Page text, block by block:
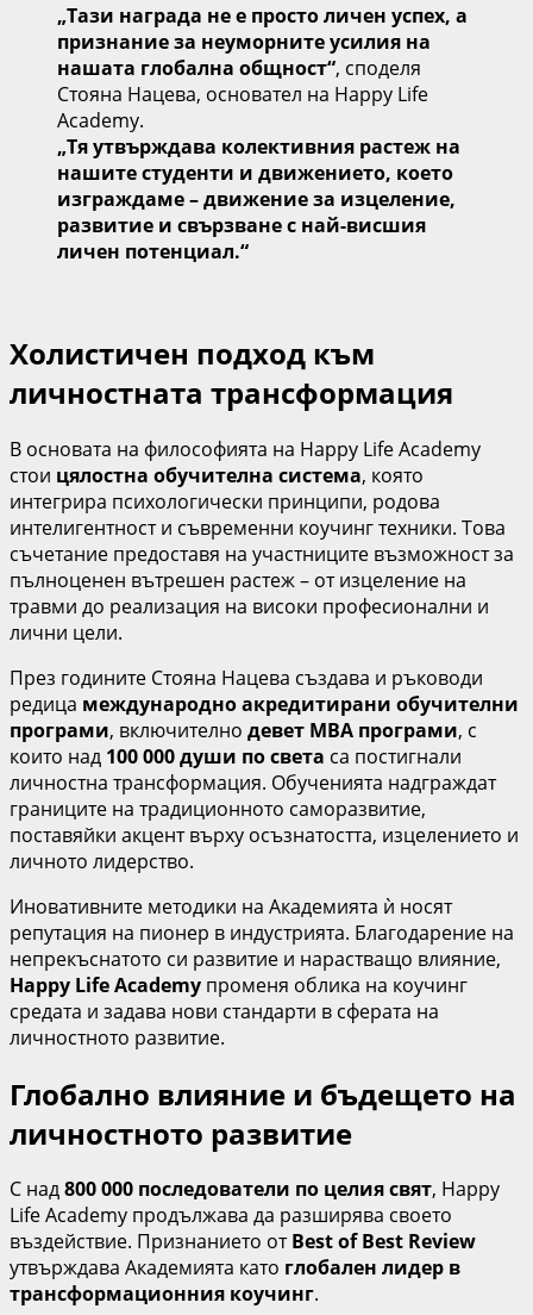
„Тази награда не е просто личен успех, а
признание за неуморните усилия на
нашата глобална общност“, споделя
Стояна Нацева, основател на Happy Life
Academy.
„Тя утвърждава колективния растеж на
нашите студенти и движението, което
изграждаме – движение за изцеление,
развитие и свързване с най-висшия
личен потенциал.“
Холистичен подход към
личностната трансформация
В основата на философията на Happy Life Academy
стои цялостна обучителна система, която
интегрира психологически принципи, родова
интелигентност и съвременни коучинг техники. Това
съчетание предоставя на участниците възможност за
пълноценен вътрешен растеж – от изцеление на
травми до реализация на високи професионални и
лични цели.
През годините Стояна Нацева създава и ръководи
редица международно акредитирани обучителни
програми, включително девет MBA програми, с
които над 100 000 души по света са постигнали
личностна трансформация. Обученията надграждат
границите на традиционното саморазвитие,
поставяйки акцент върху осъзнатостта, изцелението и
личното лидерство.
Иновативните методики на Академията ѝ носят
репутация на пионер в индустрията. Благодарение на
непрекъснатото си развитие и нарастващо влияние,
Happy Life Academy променя облика на коучинг
средата и задава нови стандарти в сферата на
личностното развитие.
Глобално влияние и бъдещето на
личностното развитие
С над800 000 последователи по целия свят, Happy
Life Academy продължава да разширява своето
въздействие. Признанието отBest of Best Review
утвърждава Академията като глобален лидер в
трансформационния коучинг.